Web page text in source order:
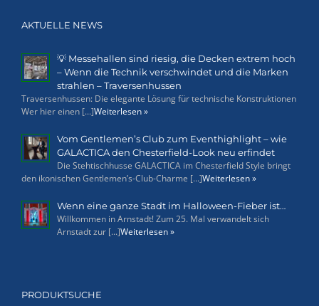
AKTUELLE NEWS
💡 Messehallen sind riesig, die Decken extrem hoch
– Wenn die Technik verschwindet und die Marken
strahlen – Traversenhussen
Traversenhussen: Die elegante Lösung für technische Konstruktionen
Wer hier einen [...]Weiterlesen »
Vom Gentlemen’s Club zum Eventhighlight – wie
GALACTICA den Chesterfield-Look neu erfindet
Die Stehtischhusse GALACTICA im Chesterfield Style bringt
den ikonischen Gentlemen’s-Club-Charme [...]Weiterlesen »
Wenn eine ganze Stadt im Halloween-Fieber ist…
Willkommen in Arnstadt! Zum 25. Mal verwandelt sich
Arnstadt zur [...]Weiterlesen »
PRODUKTSUCHE